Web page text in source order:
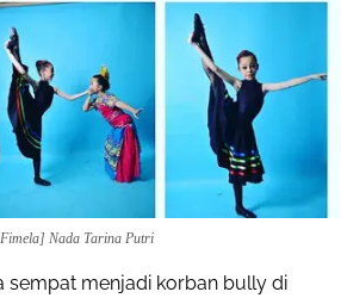
Nada Tarina Putri
sempat menjadi korban bully di